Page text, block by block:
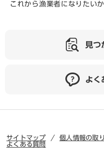
これから漁業者になりたい
見つ
よく
サイトマップ 個人情報の取
よくある質問